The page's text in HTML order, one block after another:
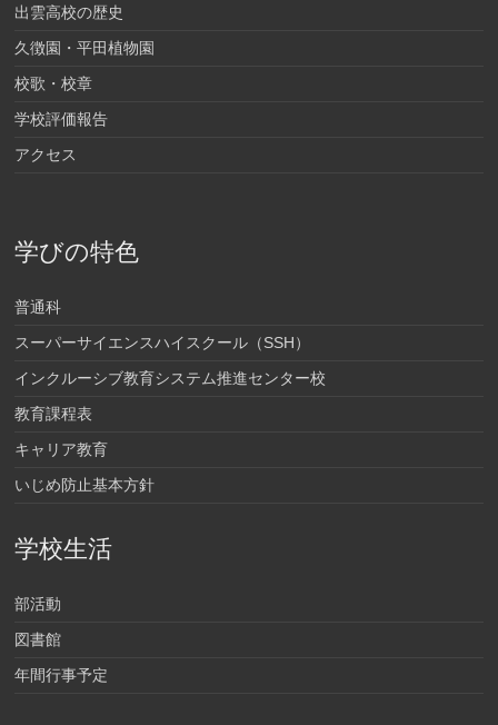
出雲高校の歴史
久徴園・平田植物園
校歌・校章
学校評価報告
アクセス
学びの特色
普通科
スーパーサイエンスハイスクール（SSH）
インクルーシブ教育システム推進センター校
教育課程表
キャリア教育
いじめ防止基本方針
学校生活
部活動
図書館
年間行事予定